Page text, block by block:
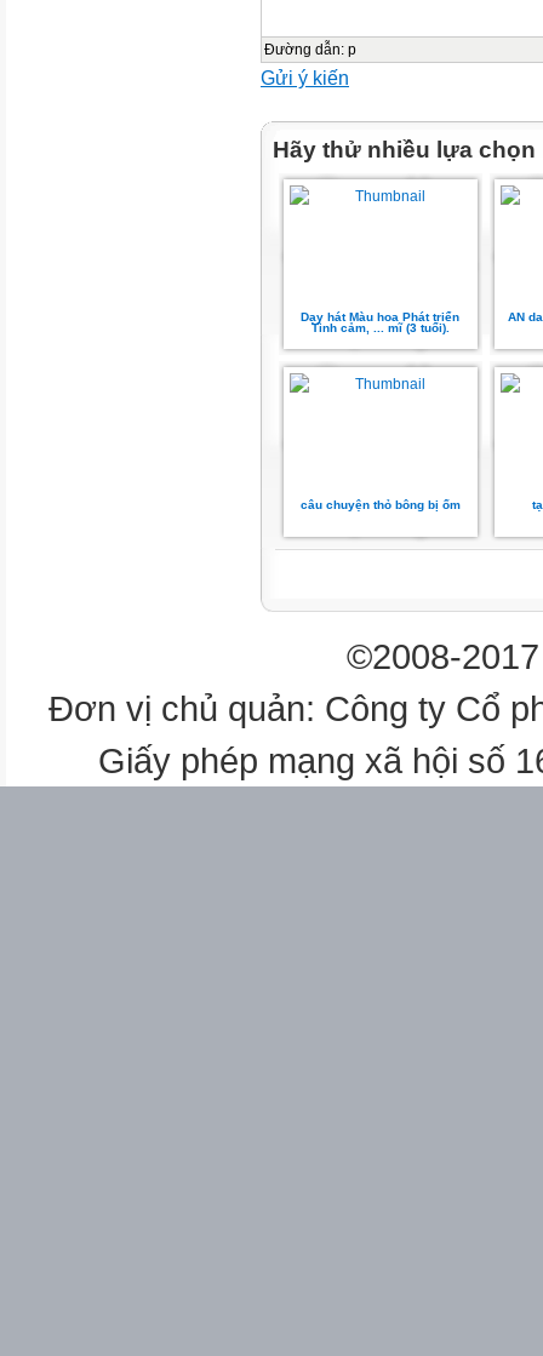
Đường dẫn: p
Gửi ý kiến
Hãy thử nhiều lựa chọn
Dạy hát Màu hoa Phát triển
Tình cảm, ... mĩ (3 tuổi).
AN
câu chuyện thỏ bông bị ốm
©2008-
Đơn vị chủ quản: Công ty Cổ
Giấy phép mạng xã hội số